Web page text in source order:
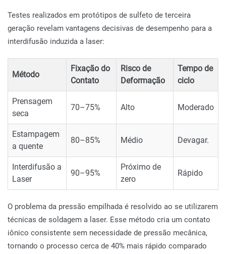
Testes realizados em protótipos de sulfeto de terceira
geração revelam vantagens decisivas de desempenho para a
interdifusão induzida a laser:
Método
Fixação do
Contato
Risco de
Deformação
Tempo de
ciclo
Prensagem
seca
70–75% Alto Moderado
Estampagem
a quente
80–85% Médio Devagar.
Interdifusão a
Laser
90–95%
Próximo de
zero
Rápido
O problema da pressão empilhada é resolvido ao se utilizarem
técnicas de soldagem a laser. Esse método cria um contato
iônico consistente sem necessidade de pressão mecânica,
tornando o processo cerca de 40% mais rápido comparado